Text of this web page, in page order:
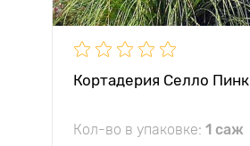
Кортадерия Селло Пинк
Кол-во в упаковке: 1 саж